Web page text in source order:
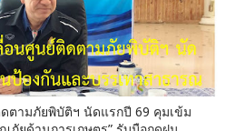
ตามภัยพิบัติฯ นัดแรกปี 69 คุมเข้ม